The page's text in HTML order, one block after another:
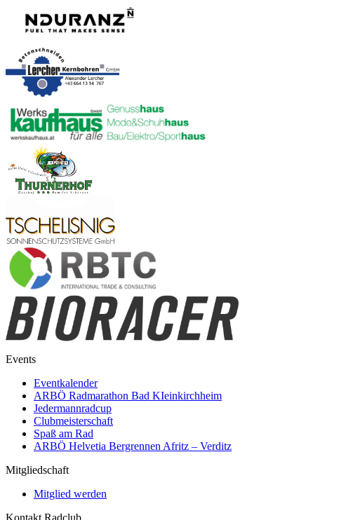
Events
Eventkalender
ARBÖ Radmarathon Bad KIeinkirchheim
Jedermannradcup
Clubmeisterschaft
Spaß am Rad
ARBÖ Helvetia Bergrennen Afritz – Verditz
Mitgliedschaft
Mitglied werden
Kontakt Radclub